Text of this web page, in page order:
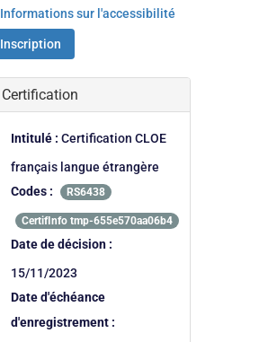
Informations sur l'accessibilité
Inscription
Certification
Intitulé : Certification CLOE
français langue étrangère
Codes :
RS6438
CertifInfo tmp-655e570aa06b4
Date de décision :
15/11/2023
Date d'échéance
d'enregistrement :